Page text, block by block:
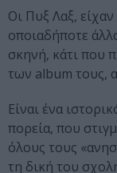
Οι Πυξ Λαξ,
οποιαδήποτε
σκηνή, κάτι που
των album τους,
Είναι ένα
πορεία, που
όλους τους
τη δική του